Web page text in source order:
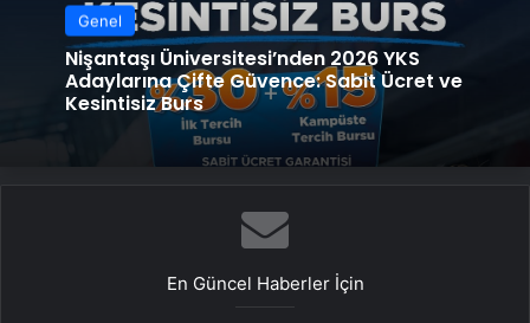
Genel
Nişantaşı Üniversitesi’nden 2026 YKS
Adaylarına Çifte Güvence: Sabit Ücret ve
Kesintisiz Burs
En Güncel Haberler İçin